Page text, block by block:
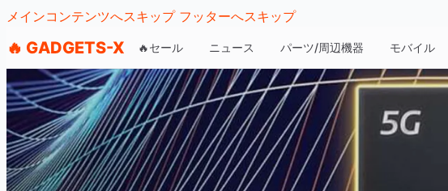
メインコンテンツへスキップ フッターへスキップ
🔥 GADGETS-X 🔥セール ニュース パーツ/周辺機器 モバイル